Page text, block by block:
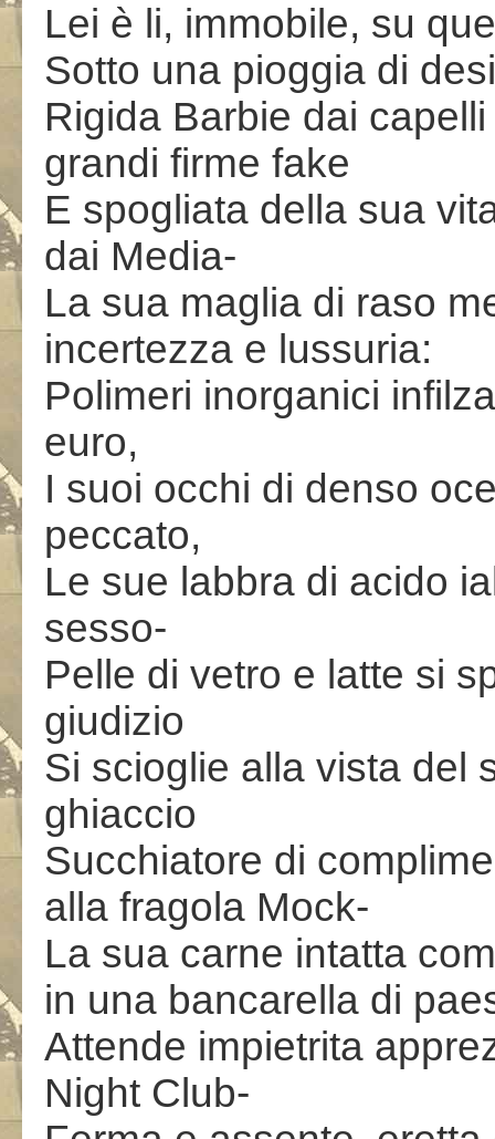
Lei è li, immobile, su
Sotto una pioggia di
Rigida Barbie dai
grandi firme fake
E spogliata della sua
dai Media-
La sua maglia di raso
incertezza e lussuria:
Polimeri inorganici
euro,
I suoi occhi di denso
peccato,
Le sue labbra di acido
sesso-
Pelle di vetro e latte si
giudizio
Si scioglie alla vista del
ghiaccio
Succhiatore di
alla fragola Mock-
La sua carne intatta
in una bancarella di
Attende impietrita
Night Club-